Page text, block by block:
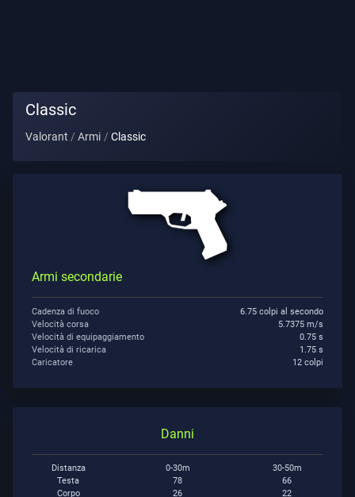
Agenti
Contratti
INFORMAZIONE
ARTICOLI
Classic
Valorant Armi Classic
Armi secondarie
Cadenza di fuoco
6.75 colpi al secondo
Velocità corsa
5.7375 m/s
Velocità di equipaggiamento
0.75 s
Velocità di ricarica
1.75 s
Caricatore
12 colpi
Danni
Distanza 0-30m
30-50m
Testa
78
66
Corpo
26
22